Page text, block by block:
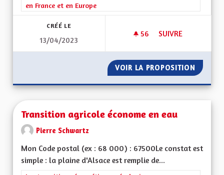
en France et en Europe
CRÉÉ LE
13/04/2023
56 56 ABONNÉS
SUIVRE
VOIR LA PROPOSITION UNE
Transition agricole économe en eau
Pierre Schwartz
Mon Code postal (ex : 68 000) : 67500Le constat est
simple : la plaine d'Alsace est remplie de...